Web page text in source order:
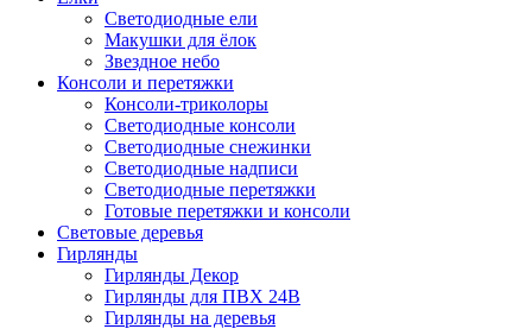
Светодиодные ели
Макушки для ёлок
Звездное небо
Консоли и перетяжки
Консоли-триколоры
Светодиодные консоли
Светодиодные снежинки
Светодиодные надписи
Светодиодные перетяжки
Готовые перетяжки и консоли
Световые деревья
Гирлянды
Гирлянды Декор
Гирлянды для ПВХ 24В
Гирлянды на деревья